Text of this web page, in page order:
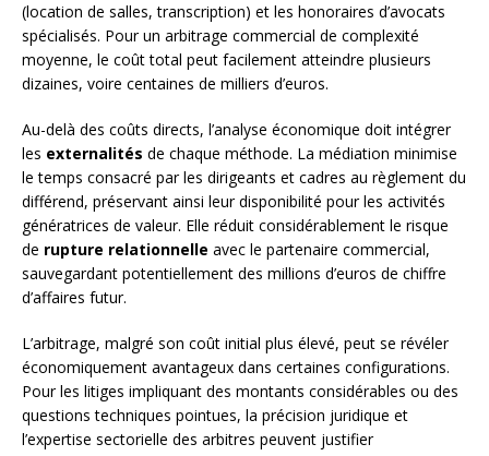
(location de salles, transcription) et les honoraires d’avocats
spécialisés. Pour un arbitrage commercial de complexité
moyenne, le coût total peut facilement atteindre plusieurs
dizaines, voire centaines de milliers d’euros.
Au-delà des coûts directs, l’analyse économique doit intégrer
les externalités de chaque méthode. La médiation minimise
le temps consacré par les dirigeants et cadres au règlement du
différend, préservant ainsi leur disponibilité pour les activités
génératrices de valeur. Elle réduit considérablement le risque
de rupture relationnelle avec le partenaire commercial,
sauvegardant potentiellement des millions d’euros de chiffre
d’affaires futur.
L’arbitrage, malgré son coût initial plus élevé, peut se révéler
économiquement avantageux dans certaines configurations.
Pour les litiges impliquant des montants considérables ou des
questions techniques pointues, la précision juridique et
l’expertise sectorielle des arbitres peuvent justifier